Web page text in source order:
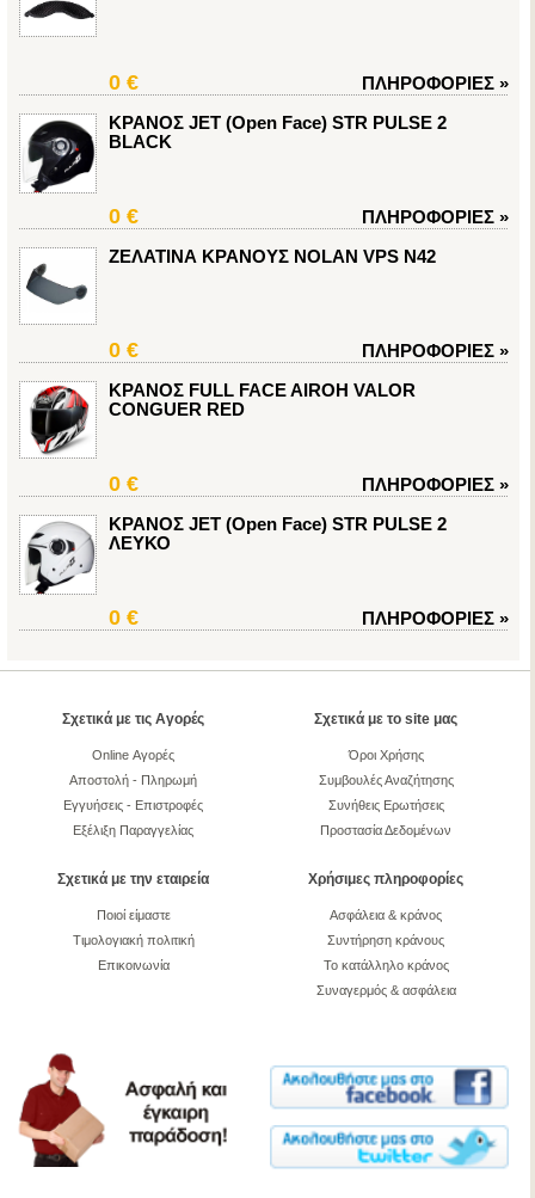
0 € ΠΛΗΡΟΦΟΡΙΕΣ »
ΚΡΑΝΟΣ JET (Open Face) STR PULSE 2
BLACK
0 € ΠΛΗΡΟΦΟΡΙΕΣ »
ΖΕΛΑΤΙΝΑ ΚΡΑΝΟΥΣ NOLAN VPS N42
0 € ΠΛΗΡΟΦΟΡΙΕΣ »
ΚΡΑΝΟΣ FULL FACE AIROH VALOR
CONGUER RED
0 € ΠΛΗΡΟΦΟΡΙΕΣ »
ΚΡΑΝΟΣ JET (Open Face) STR PULSE 2
ΛΕΥΚΟ
0 € ΠΛΗΡΟΦΟΡΙΕΣ »
Σχετικά με τις Αγορές
Online Αγορές
Αποστολή - Πληρωμή
Εγγυήσεις - Επιστροφές
Εξέλιξη Παραγγελίας
Σχετικά με το site μας
Όροι Χρήσης
Συμβουλές Αναζήτησης
Συνήθεις Ερωτήσεις
Προστασία Δεδομένων
Σχετικά με την εταιρεία
Ποιοί είμαστε
Τιμολογιακή πολιτική
Επικοινωνία
Χρήσιμες πληροφορίες
Ασφάλεια & κράνος
Συντήρηση κράνους
Το κατάλληλο κράνος
Συναγερμός & ασφάλεια